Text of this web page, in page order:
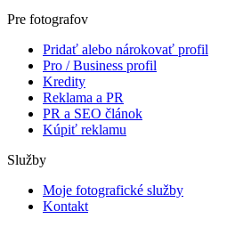
Pre fotografov
Pridať alebo nárokovať profil
Pro / Business profil
Kredity
Reklama a PR
PR a SEO článok
Kúpiť reklamu
Služby
Moje fotografické služby
Kontakt